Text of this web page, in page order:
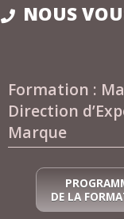
NOUS
Formation :
Direction
Marque
DE LA